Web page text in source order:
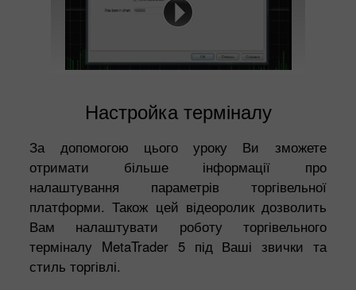
Настройка терміналу
За допомогою цього уроку Ви зможете
отримати більше інформації про
налаштування параметрів торгівельної
платформи. Також цей відеоролик дозволить
Вам налаштувати роботу торгівельного
терміналу MetaTrader 5 під Ваші звички та
стиль торгівлі.